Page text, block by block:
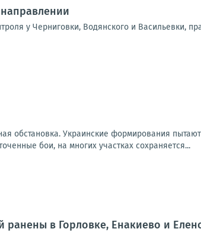
у Черниговки, Водянского и Васильевки,
обстановка. Украинские формирования
бои, на многих участках сохраняется...
в Горловке, Енакиево и